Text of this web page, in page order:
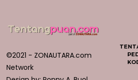
©2021 - ZONAUTARA.com
Network